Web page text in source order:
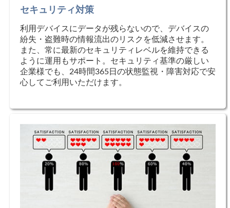
セキュリティ対策
利用デバイスにデータが残らないので、デバイスの
紛失・盗難時の情報流出のリスクを低減させます。
また、常に最新のセキュリティレベルを維持できる
ように運用もサポート。セキュリティ基準の厳しい
企業様でも、24時間365日の状態監視・障害対応で安
心してご利用いただけます。